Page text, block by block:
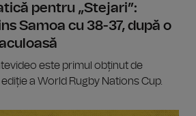
pentru „Stejari”:
Samoa cu 38-37, după o
este primul obținut de
a World Rugby Nations Cup.